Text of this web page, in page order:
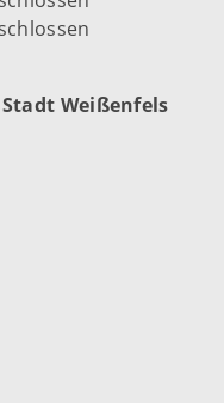
Weißenfels